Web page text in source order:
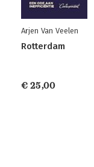
Arjen Van Veelen
Rotterdam
€ 25,00